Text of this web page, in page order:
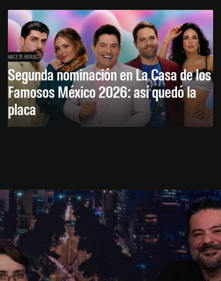
HACE 15 HORAS
Segunda nominación en La Casa de los
Famosos México 2026: así quedó la
placa